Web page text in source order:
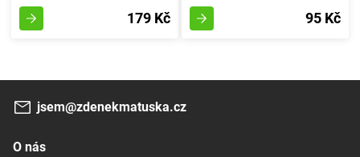
179 Kč 95 Kč
jsem@zdenekmatuska.cz
O nás